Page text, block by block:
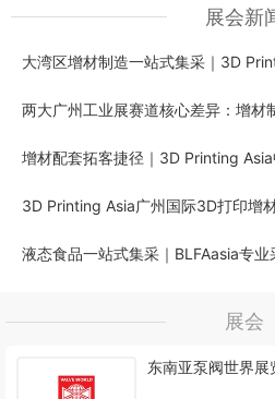
展会新
大湾区增材制造一站式集采｜3D
两大广州工业展赛道核心差异：增材
增材配套拓客捷径｜3D Printing
3D Printing Asia广州国际3D打印增
液态食品一站式集采｜BLFAasia专业
展会
东南亚泵阀世界展